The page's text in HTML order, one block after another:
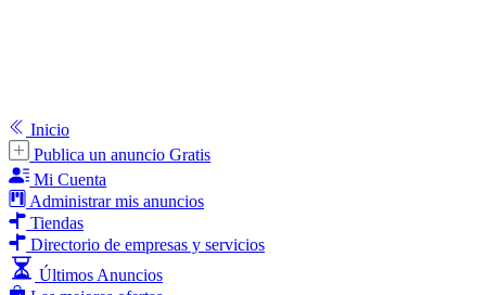
Inicio
Publica un anuncio Gratis
Mi Cuenta
Administrar mis anuncios
Tiendas
Directorio de empresas y servicios
Últimos Anuncios